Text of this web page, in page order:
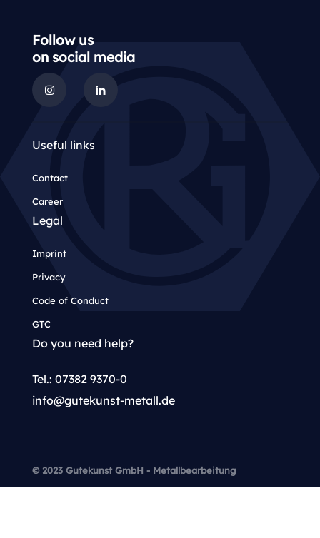
Follow us
on social media
Useful links
Contact
Career
Legal
Imprint
Privacy
Code of Conduct
GTC
Do you need help?
Tel.: 07382 9370-0
info@gutekunst-metall.de
© 2023 Gutekunst GmbH - Metallbearbeitung